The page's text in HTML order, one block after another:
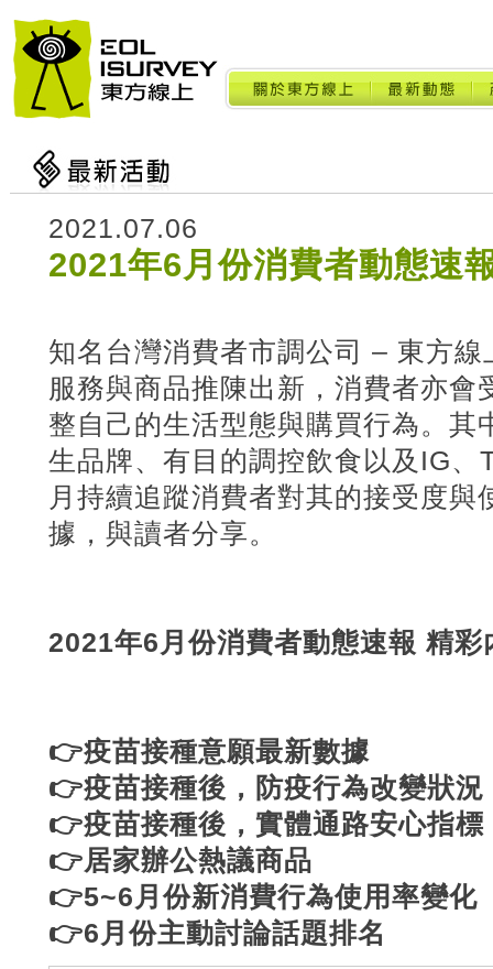
2021.07.06
2021年6月份消費者動態速
知名台灣消費者市調公司 – 東方
服務與商品推陳出新，消費者亦會
整自己的生活型態與購買行為。其
生品牌、有目的調控飲食以及IG、
月持續追蹤消費者對其的接受度與
據，與讀者分享。
2021年6月份消費者動態速報 精彩
👉疫苗接種意願最新數據
👉疫苗接種後，防疫行為改變狀況
👉疫苗接種後，實體通路安心指標
👉居家辦公熱議商品
👉5~6月份新消費行為使用率變化
👉6月份主動討論話題排名